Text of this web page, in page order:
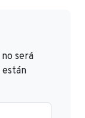
será
están